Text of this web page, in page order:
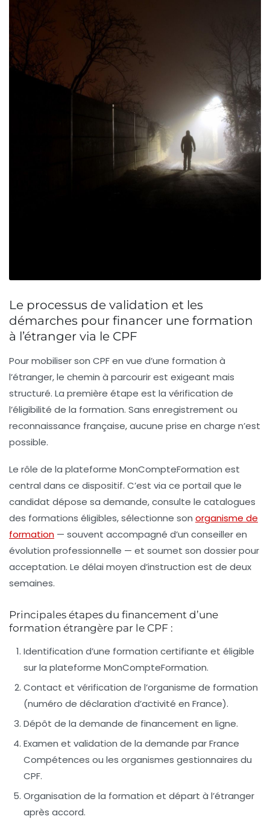
Le processus de validation et les
démarches pour financer une formation
à l’étranger via le CPF
Pour mobiliser son CPF en vue d’une formation à
l’étranger, le chemin à parcourir est exigeant mais
structuré. La première étape est la vérification de
l’éligibilité de la formation. Sans enregistrement ou
reconnaissance française, aucune prise en charge n’est
possible.
Le rôle de la plateforme MonCompteFormation est
central dans ce dispositif. C’est via ce portail que le
candidat dépose sa demande, consulte le catalogues
des formations éligibles, sélectionne son organisme de
formation — souvent accompagné d’un conseiller en
évolution professionnelle — et soumet son dossier pour
acceptation. Le délai moyen d’instruction est de deux
semaines.
Principales étapes du financement d’une
formation étrangère par le CPF :
Identification d’une formation certifiante et éligible
sur la plateforme MonCompteFormation.
Contact et vérification de l’organisme de formation
(numéro de déclaration d’activité en France).
Dépôt de la demande de financement en ligne.
Examen et validation de la demande par France
Compétences ou les organismes gestionnaires du
CPF.
Organisation de la formation et départ à l’étranger
après accord.